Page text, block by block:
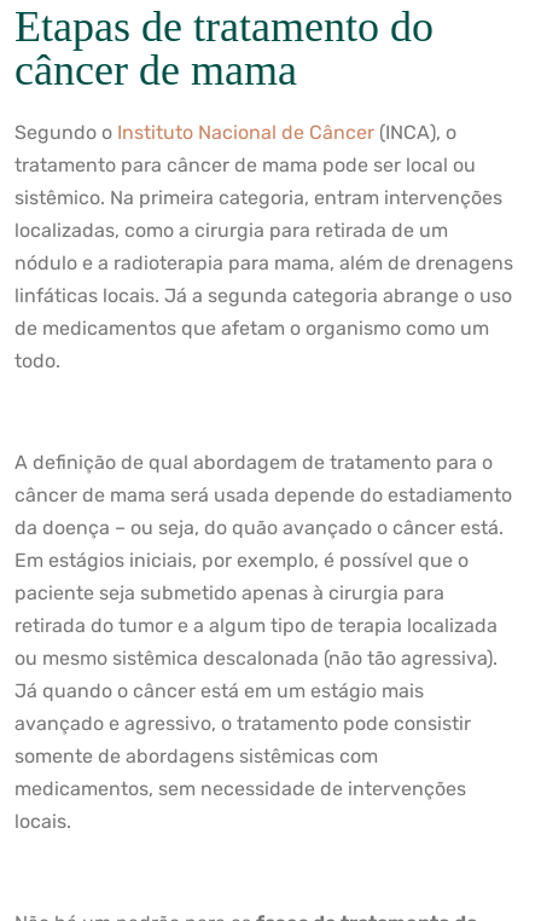
Etapas de tratamento do
câncer de mama
Segundo o Instituto Nacional de Câncer (INCA), o
tratamento para câncer de mama pode ser local ou
sistêmico. Na primeira categoria, entram intervenções
localizadas, como a cirurgia para retirada de um
nódulo e a radioterapia para mama, além de drenagens
linfáticas locais. Já a segunda categoria abrange o uso
de medicamentos que afetam o organismo como um
todo.
A definição de qual abordagem de tratamento para o
câncer de mama será usada depende do estadiamento
da doença – ou seja, do quão avançado o câncer está.
Em estágios iniciais, por exemplo, é possível que o
paciente seja submetido apenas à cirurgia para
retirada do tumor e a algum tipo de terapia localizada
ou mesmo sistêmica descalonada (não tão agressiva).
Já quando o câncer está em um estágio mais
avançado e agressivo, o tratamento pode consistir
somente de abordagens sistêmicas com
medicamentos, sem necessidade de intervenções
locais.